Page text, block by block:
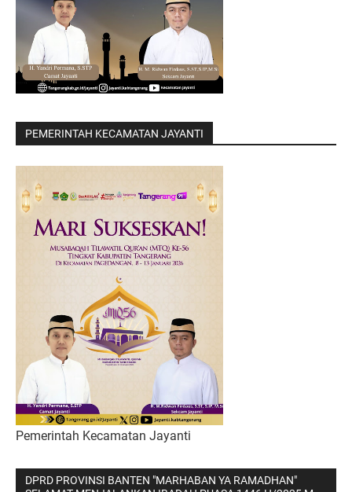
PEMERINTAH KECAMATAN JAYANTI
Pemerintah Kecamatan Jayanti
DPRD PROVINSI BANTEN "MARHABAN YA RAMADHAN"